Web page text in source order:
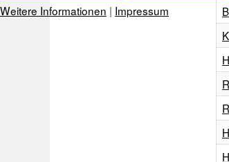
Weitere Informationen | Impressum